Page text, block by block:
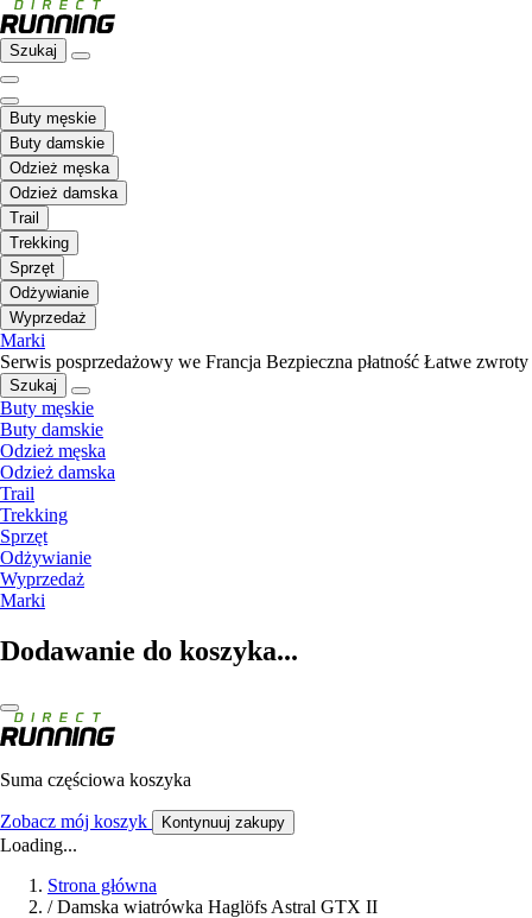
Szukaj
Buty męskie
Buty damskie
Odzież męska
Odzież damska
Trail
Trekking
Sprzęt
Odżywianie
Wyprzedaż
Marki
Serwis posprzedażowy we Francja Bezpieczna płatność Łatwe zwroty
Szukaj
Buty męskie
Buty damskie
Odzież męska
Odzież damska
Trail
Trekking
Sprzęt
Odżywianie
Wyprzedaż
Marki
Dodawanie do koszyka...
Suma częściowa koszyka
Zobacz mój koszyk Kontynuuj zakupy
Loading...
Strona główna
/ Damska wiatrówka Haglöfs Astral GTX II